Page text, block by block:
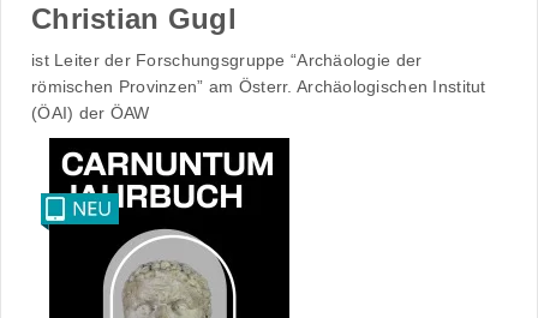
Christian Gugl
ist Leiter der Forschungsgruppe “Archäologie der
römischen Provinzen” am Österr. Archäologischen Institut
(ÖAI) der ÖAW